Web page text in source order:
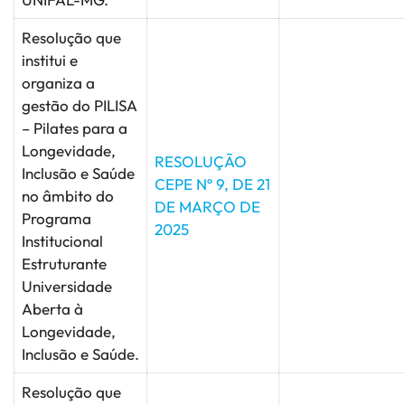
Resolução que
institui e
organiza a
gestão do PILISA
– Pilates para a
Longevidade,
Inclusão e Saúde
no âmbito do
Programa
Institucional
Estruturante
Universidade
Aberta à
Longevidade,
Inclusão e Saúde.
RESOLUÇÃO
CEPE Nº 9, DE 21
DE MARÇO DE
2025
Resolução que